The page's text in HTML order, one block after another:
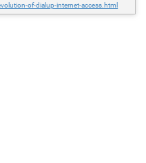
of-dialup-internet-access.html